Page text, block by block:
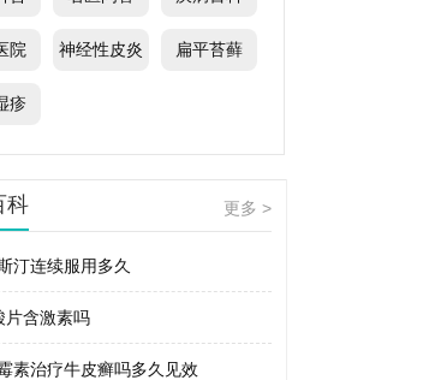
院 神经性皮炎 扁平苔藓
疹
科 更多 >
汀连续服用多久
片含激素吗
素治疗牛皮癣吗多久见效